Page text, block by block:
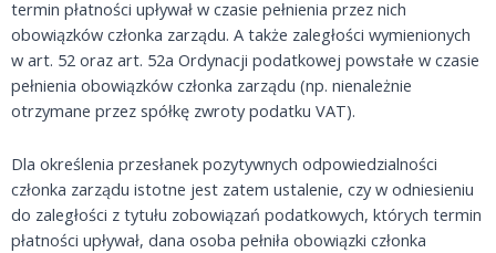
termin płatności upływał w czasie pełnienia przez nich
obowiązków członka zarządu. A także zaległości wymienionych
w art. 52 oraz art. 52a Ordynacji podatkowej powstałe w czasie
pełnienia obowiązków członka zarządu (np. nienależnie
otrzymane przez spółkę zwroty podatku VAT).
Dla określenia przesłanek pozytywnych odpowiedzialności
członka zarządu istotne jest zatem ustalenie, czy w odniesieniu
do zaległości z tytułu zobowiązań podatkowych, których termin
płatności upływał, dana osoba pełniła obowiązki członka